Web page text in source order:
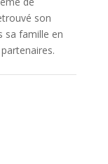
son
sa famille en